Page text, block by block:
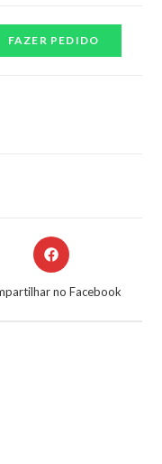
FAZER PEDIDO
no Facebook